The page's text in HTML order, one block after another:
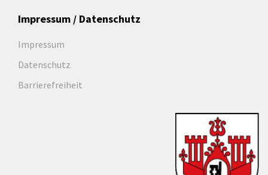
Impressum / Datenschutz
Impressum
Datenschutz
Barrierefreiheit